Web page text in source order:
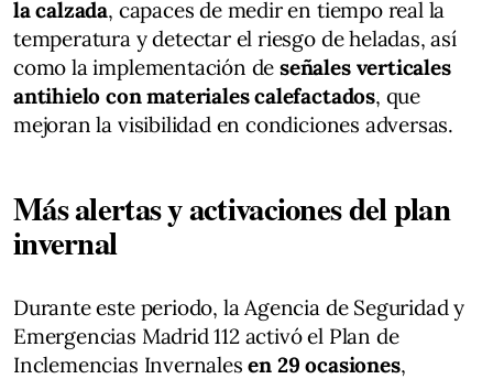
la calzada, capaces de medir en tiempo real la
temperatura y detectar el riesgo de heladas, así
como la implementación deseñales verticales
antihielo con materiales calefactados, que
mejoran la visibilidad en condiciones adversas.
Más alertas y activaciones del plan
invernal
Durante este periodo, la Agencia de Seguridad y
Emergencias Madrid 112 activó el Plan de
Inclemencias Invernalesen 29 ocasiones,